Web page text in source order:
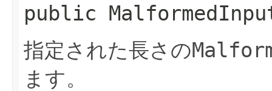
public
指定された長さの
ます。